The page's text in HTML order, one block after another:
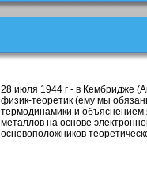
28 июля 1944 г - в Кембридже
физик-теоретик (ему мы
термодинамики и объяснением
металлов на основе
основоположников